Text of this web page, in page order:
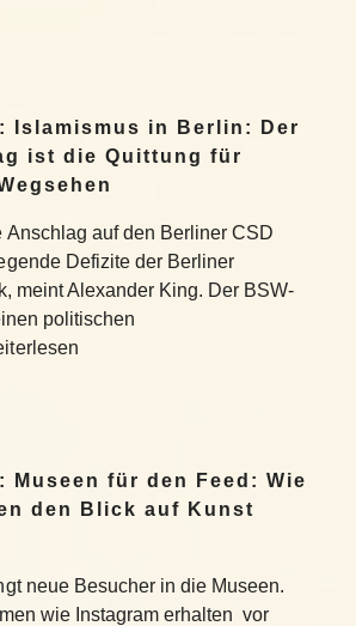
Islamismus in Berlin: Der
ist die Quittung für
Anschlag auf den Berliner CSD
Defizite der Berliner
meint Alexander King. Der BSW-
politischen
Museen für den Feed: Wie
den Blick auf Kunst
neue Besucher in die Museen.
wie Instagram erhalten vor